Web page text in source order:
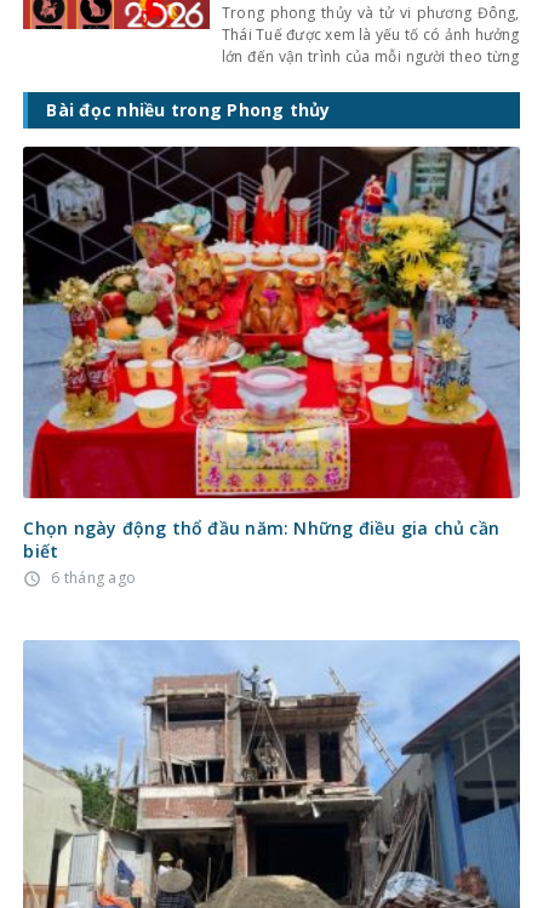
Trong phong thủy và tử vi phương Đông,
Thái Tuế được xem là yếu tố có ảnh hưởng
lớn đến vận trình của mỗi người theo từng
thường quan tâm năm đó tuổi nào phạm
Thái Tuế, có ảnh hưởng gì đến công việc,
tài chính, sức
Bài đọc nhiều trong Phong thủy
Chọn ngày động thổ đầu năm: Những điều gia chủ cần
biết
access_time 6 tháng ago